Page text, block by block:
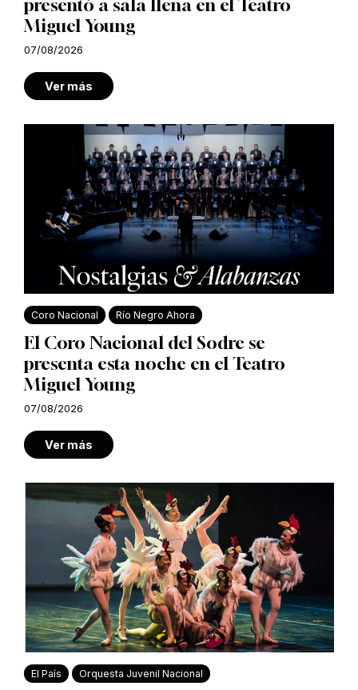
presentó a sala llena en el Teatro
Miguel Young
07/08/2026
Ver más
Coro Nacional Río Negro Ahora
El Coro Nacional del Sodre se
presenta esta noche en el Teatro
Miguel Young
07/08/2026
Ver más
El País Orquesta Juvenil Nacional